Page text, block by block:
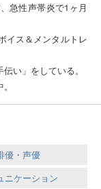
急性声帯炎で1ヶ月
イス＆メンタルトレ
い」をしている。
優・声優
ニケーション